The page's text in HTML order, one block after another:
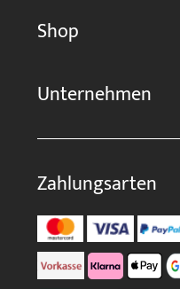
Shop
Unternehmen
Zahlungsarten